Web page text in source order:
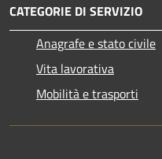
CATEGORIE DI SERVIZIO
Anagrafe e stato civile
Vita lavorativa
Mobilità e trasporti